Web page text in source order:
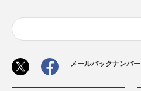
メールバックナンバー